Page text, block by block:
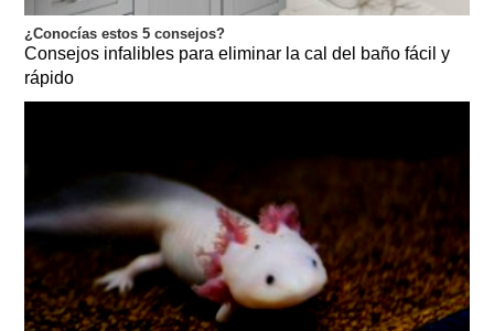
¿Conocías estos 5 consejos?
Consejos infalibles para eliminar la cal del baño fácil y
rápido